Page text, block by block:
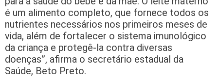
é um alimento completo, que fornece todos os
nutrientes necessários nos primeiros meses de
vida, além de fortalecer o sistema imunológico
da criança e protegê-la contra diversas
doenças”, afirma o secretário estadual da
Saúde, Beto Preto.